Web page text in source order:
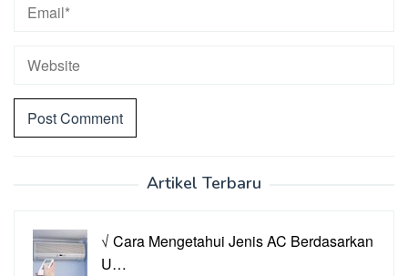
Artikel Terbaru
√ Cara Mengetahui Jenis AC Berdasarkan
U…